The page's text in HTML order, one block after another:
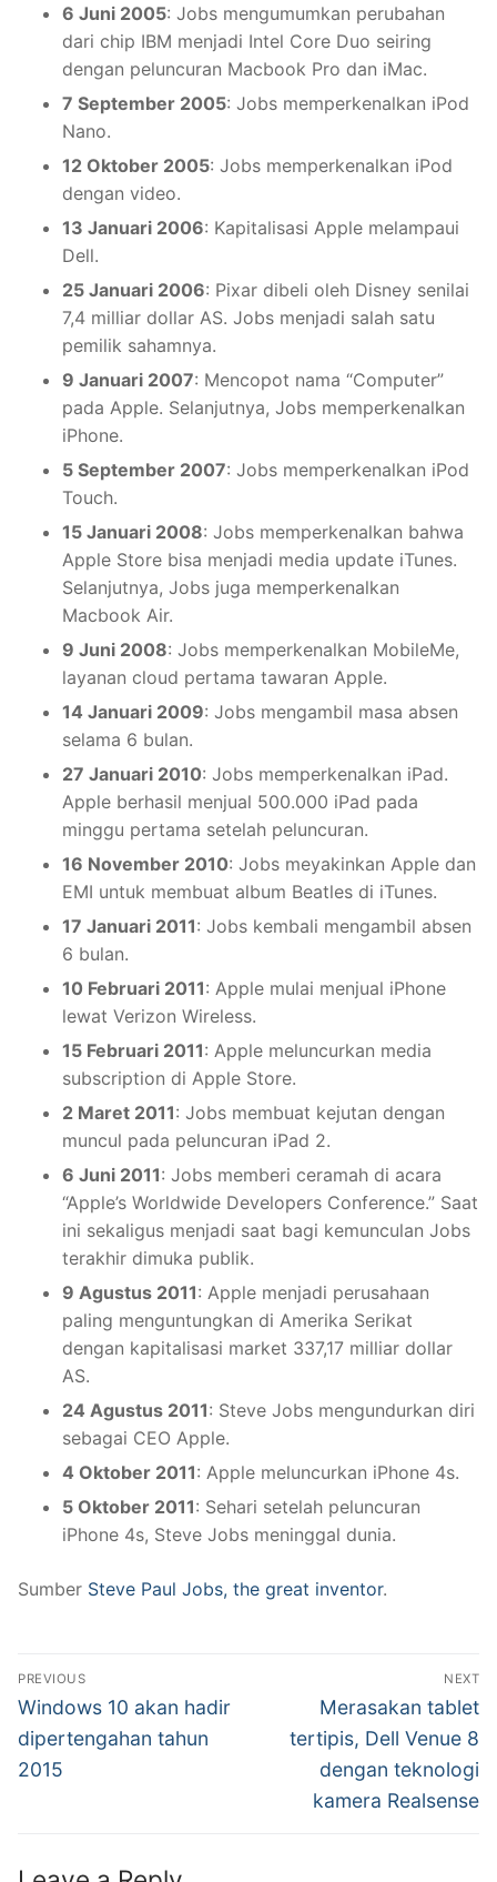
6 Juni 2005: Jobs mengumumkan perubahan
dari chip IBM menjadi Intel Core Duo seiring
dengan peluncuran Macbook Pro dan iMac.
7 September 2005: Jobs memperkenalkan iPod
Nano.
12 Oktober 2005: Jobs memperkenalkan iPod
dengan video.
13 Januari 2006: Kapitalisasi Apple melampaui
Dell.
25 Januari 2006: Pixar dibeli oleh Disney senilai
7,4 milliar dollar AS. Jobs menjadi salah satu
pemilik sahamnya.
9 Januari 2007: Mencopot nama “Computer”
pada Apple. Selanjutnya, Jobs memperkenalkan
iPhone.
5 September 2007: Jobs memperkenalkan iPod
Touch.
15 Januari 2008: Jobs memperkenalkan bahwa
Apple Store bisa menjadi media update iTunes.
Selanjutnya, Jobs juga memperkenalkan
Macbook Air.
9 Juni 2008: Jobs memperkenalkan MobileMe,
layanan cloud pertama tawaran Apple.
14 Januari 2009: Jobs mengambil masa absen
selama 6 bulan.
27 Januari 2010: Jobs memperkenalkan iPad.
Apple berhasil menjual 500.000 iPad pada
minggu pertama setelah peluncuran.
16 November 2010: Jobs meyakinkan Apple dan
EMI untuk membuat album Beatles di iTunes.
17 Januari 2011: Jobs kembali mengambil absen
6 bulan.
10 Februari 2011: Apple mulai menjual iPhone
lewat Verizon Wireless.
15 Februari 2011: Apple meluncurkan media
subscription di Apple Store.
2 Maret 2011: Jobs membuat kejutan dengan
muncul pada peluncuran iPad 2.
6 Juni 2011: Jobs memberi ceramah di acara
“Apple’s Worldwide Developers Conference.” Saat
ini sekaligus menjadi saat bagi kemunculan Jobs
terakhir dimuka publik.
9 Agustus 2011: Apple menjadi perusahaan
paling menguntungkan di Amerika Serikat
dengan kapitalisasi market 337,17 milliar dollar
AS.
24 Agustus 2011: Steve Jobs mengundurkan diri
sebagai CEO Apple.
4 Oktober 2011: Apple meluncurkan iPhone 4s.
5 Oktober 2011: Sehari setelah peluncuran
iPhone 4s, Steve Jobs meninggal dunia.
Sumber Steve Paul Jobs, the great inventor.
Post
navigation
PREVIOUS
Previous
post:
Windows 10 akan hadir
dipertengahan tahun
2015
NEXT
Next
post:
Merasakan tablet
tertipis, Dell Venue 8
dengan teknologi
kamera Realsense